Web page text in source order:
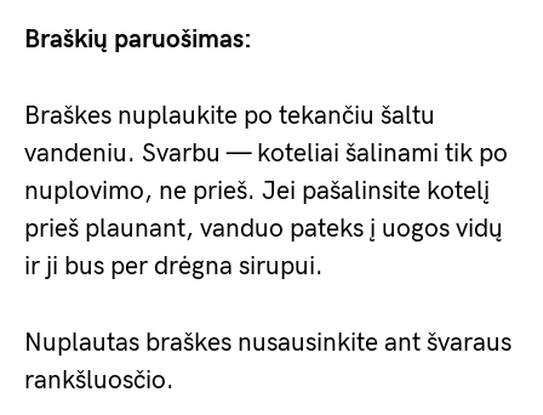
Braškių paruošimas:
Braškes nuplaukite po tekančiu šaltu
vandeniu. Svarbu — koteliai šalinami tik po
nuplovimo, ne prieš. Jei pašalinsite kotelį
prieš plaunant, vanduo pateks į uogos vidų
ir ji bus per drėgna sirupui.
Nuplautas braškes nusausinkite ant švaraus
rankšluosčio.